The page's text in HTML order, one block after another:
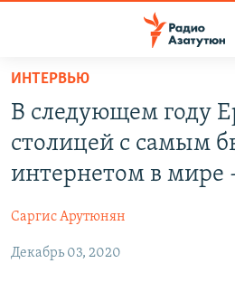
Перейти
основному
содержанию
основной
навигации
Перейти
НОВОСТИ
ЭКОНОМИКА
РЕГИОН
ИНТЕРВЬЮ
В следующем году
столицей с самым
интернетом в мире
Саргис Арутюнян
Декабрь 03, 2020